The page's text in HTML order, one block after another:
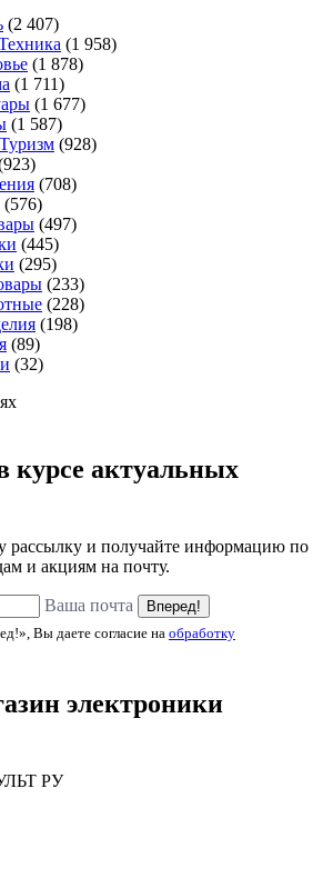
(2 407)
(1 958)
(1 878)
(1 711)
(1 677)
(1 587)
(928)
(708)
(576)
(497)
(445)
(295)
(233)
(228)
(198)
(89)
(32)
курсе актуальных
рассылку и получайте информацию по
и акциям на почту.
Ваша почта
Вперед!
Вы даете согласие на обработку
электроники